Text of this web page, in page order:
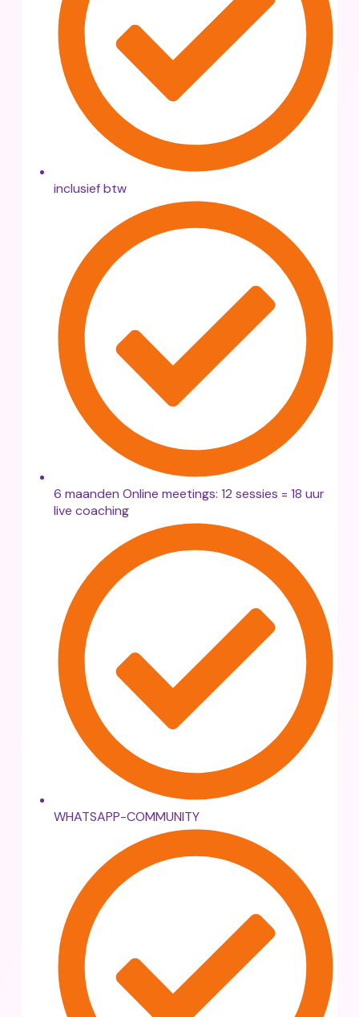
inclusief btw
6 maanden Online meetings: 12 sessies = 18 uur
live coaching
WHATSAPP-COMMUNITY